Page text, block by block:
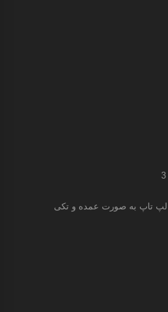
لپ تاپ به صورت عمده و تکی